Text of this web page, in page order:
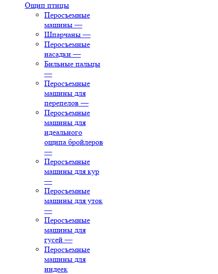
Ощип птицы
Перосъемные
машины —
Шпарчаны —
Перосъемные
насадки —
Бильные пальцы
—
Перосъемные
машины для
перепелов —
Перосъемные
машины для
идеального
ощипа бройлеров
—
Перосъемные
машины для кур
—
Перосъемные
машины для уток
—
Перосъемные
машины для
гусей —
Перосъемные
машины для
индеек